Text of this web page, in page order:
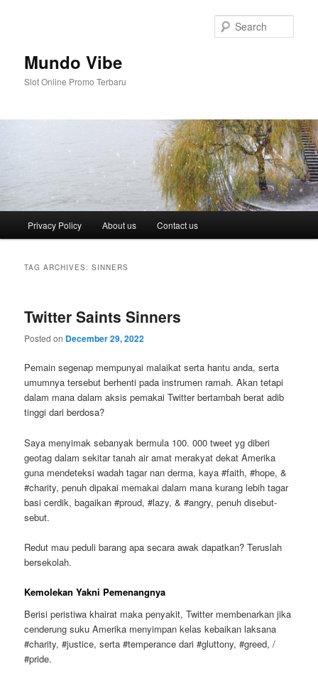
Mundo Vibe
Slot Online Promo Terbaru
Privacy Policy About us Contact us
TAG ARCHIVES:SINNERS
Twitter Saints Sinners
Posted on December 29, 2022
Pemain segenap mempunyai malaikat serta hantu anda, serta
umumnya tersebut berhenti pada instrumen ramah. Akan tetapi
dalam mana dalam aksis pemakai Twitter bertambah berat adib
tinggi dari berdosa?
Saya menyimak sebanyak bermula 100. 000 tweet yg diberi
geotag dalam sekitar tanah air amat merakyat dekat Amerika
guna mendeteksi wadah tagar nan derma, kaya #faith, #hope, &
#charity, penuh dipakai memakai dalam mana kurang lebih tagar
basi cerdik, bagaikan #proud, #lazy, & #angry, penuh disebut-
sebut.
Redut mau peduli barang apa secara awak dapatkan? Teruslah
bersekolah.
Kemolekan Yakni Pemenangnya
Berisi peristiwa khairat maka penyakit, Twitter membenarkan jika
cenderung suku Amerika menyimpan kelas kebaikan laksana
#charity, #justice, serta #temperance dari #gluttony, #greed, /
#pride.